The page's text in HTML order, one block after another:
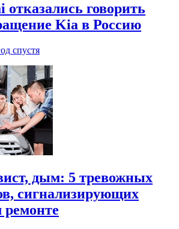
говорить
Kia в Россию
спустя
дым: 5 тревожных
сигнализирующих
ремонте